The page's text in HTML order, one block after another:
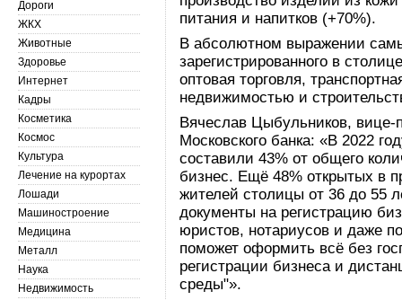
питания и напитков (+70%).
В абсолютном выражении
зарегистрированного в
оптовая торговля,
недвижимостью и
Вячеслав Цыбульников, вице-
Московского банка: «В 2022
составили 43% от общего
бизнес. Ещё 48% открытых в
жителей столицы от 36 до 55
документы на регистрацию
юристов, нотариусов и даже
поможет оформить всё без
регистрации бизнеса и
среды"».
Дороги
ЖКХ
Животные
Здоровье
Интернет
Кадры
Косметика
Космос
Культура
Лечение на курортах
Лошади
Машиностроение
Медицина
Металл
Наука
Недвижимость